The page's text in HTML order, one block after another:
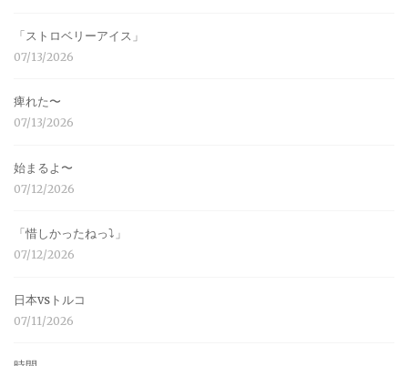
「ストロベリーアイス」
07/13/2026
痺れた〜
07/13/2026
始まるよ〜
07/12/2026
「惜しかったねっ⤵︎」
07/12/2026
日本vsトルコ
07/11/2026